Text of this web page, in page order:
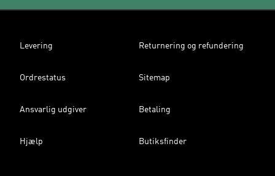
Levering Returnering og refundering
Ordrestatus Sitemap
Ansvarlig udgiver Betaling
Hjælp Butiksfinder